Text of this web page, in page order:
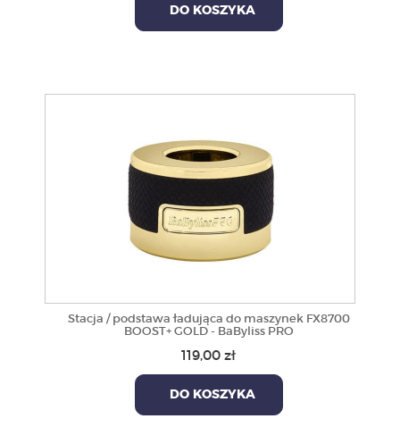
DO KOSZYKA
Stacja / podstawa ładująca do maszynek FX8700
BOOST+ GOLD - BaByliss PRO
119,00 zł
DO KOSZYKA